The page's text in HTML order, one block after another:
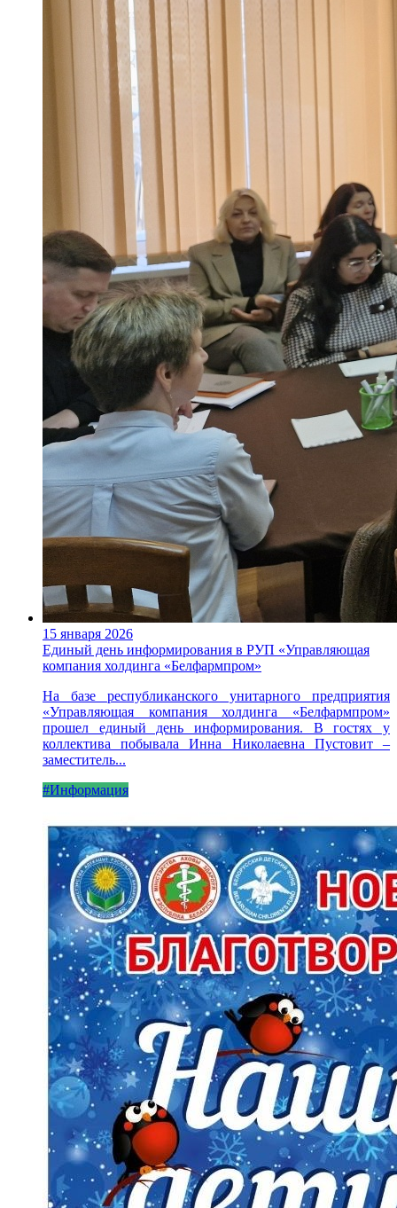
15 января 2026
Единый день информирования в РУП «Управляющая
компания холдинга «Белфармпром»
На базе республиканского унитарного предприятия
«Управляющая компания холдинга «Белфармпром»
прошел единый день информирования. В гостях у
коллектива побывала Инна Николаевна Пустовит –
заместитель...
#Информация